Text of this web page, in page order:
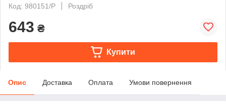
Код: 980151/P
Роздріб
643 ₴
Купити
Опис Доставка Оплата Умови повернення